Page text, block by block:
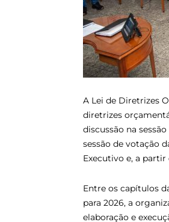
A Lei de Diretrizes
diretrizes
discussão na
sessão de votação
Executivo e, a partir
Entre os capítulos
para 2026, a
elaboração e